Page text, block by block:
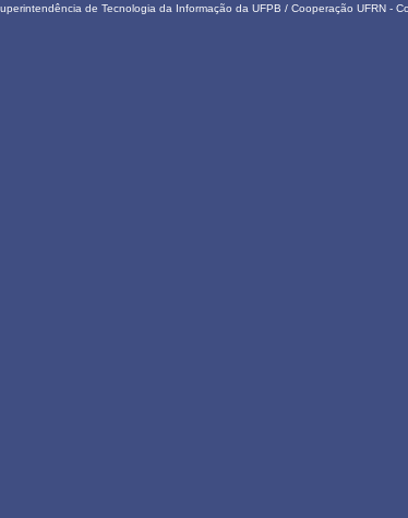
de Tecnologia da Informação da UFPB / Cooperação UFRN -